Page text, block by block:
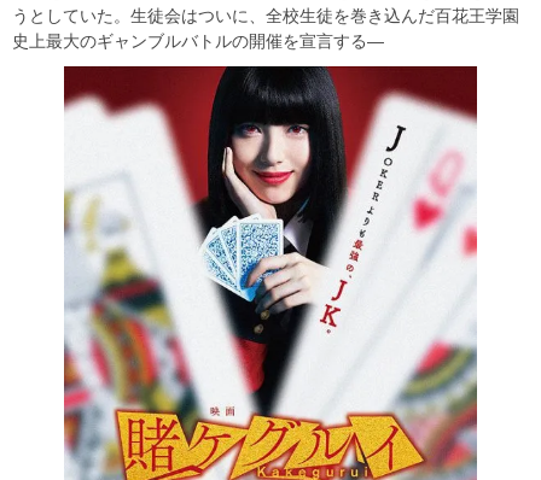
うとしていた。生徒会はついに、全校生徒を巻き込んだ百花王学園
史上最大のギャンブルバトルの開催を宣言する―